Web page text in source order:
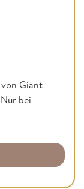
Giant
bei